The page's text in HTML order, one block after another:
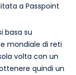
a Passpoint
basa su
mondiale di reti
volta con un
quindi un